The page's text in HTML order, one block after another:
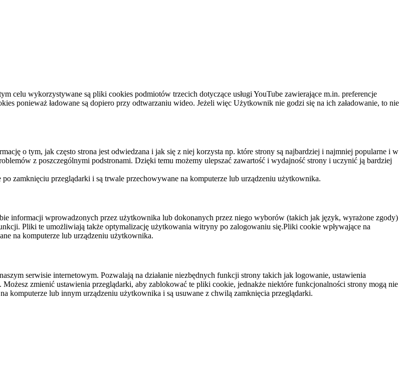
celu wykorzystywane są pliki cookies podmiotów trzecich dotyczące usługi YouTube zawierające m.in. preferencje
ponieważ ładowane są dopiero przy odtwarzaniu wideo. Jeżeli więc Użytkownik nie godzi się na ich załadowanie, to nie
o tym, jak często strona jest odwiedzana i jak się z niej korzysta np. które strony są najbardziej i najmniej popularne i w
z poszczególnymi podstronami. Dzięki temu możemy ulepszać zawartość i wydajność strony i uczynić ją bardziej
zamknięciu przeglądarki i są trwale przechowywane na komputerze lub urządzeniu użytkownika.
informacji wprowadzonych przez użytkownika lub dokonanych przez niego wyborów (takich jak język, wyrażone zgody)
Pliki te umożliwiają także optymalizację użytkowania witryny po zalogowaniu się.Pliki cookie wpływające na
na komputerze lub urządzeniu użytkownika.
serwisie internetowym. Pozwalają na działanie niezbędnych funkcji strony takich jak logowanie, ustawienia
zmienić ustawienia przeglądarki, aby zablokować te pliki cookie, jednakże niektóre funkcjonalności strony mogą nie
komputerze lub innym urządzeniu użytkownika i są usuwane z chwilą zamknięcia przeglądarki.